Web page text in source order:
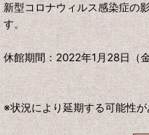
新型コロナウィルス感染症の
す。
休館期間：2022年1月28日（
※状況により延期する可能性が